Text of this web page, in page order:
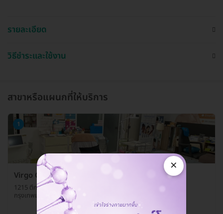
รายละเอียด
วิธีชำระและใช้งาน
สาขาหรือแผนกที่ให้บริการ
1
Virgo Clinic
1215 ตึกสหกรณ์พระนคร ถ. พหลโยธิน แขวงสามเสนใน เขตพญาไท
กรุงเทพมหานคร 10140
×